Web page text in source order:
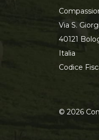
Via S.
40121
Italia
Codice
© 2026